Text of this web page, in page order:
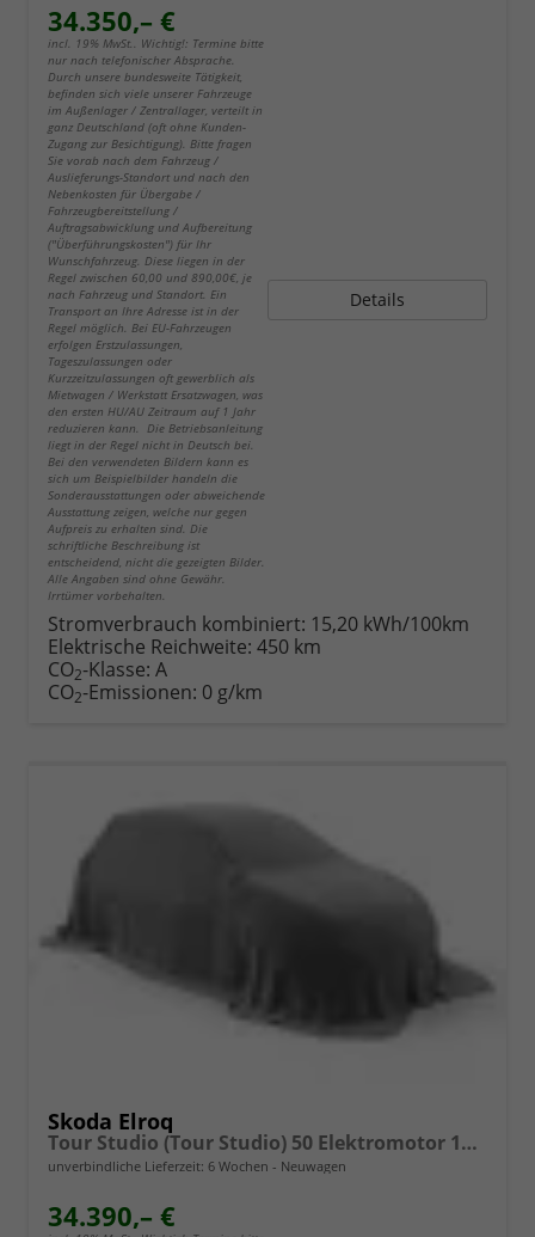
34.350,– €
incl. 19% MwSt.. Wichtig!: Termine bitte
nur nach telefonischer Absprache.
Durch unsere bundesweite Tätigkeit,
befinden sich viele unserer Fahrzeuge
im Außenlager / Zentrallager, verteilt in
ganz Deutschland (oft ohne Kunden-
Zugang zur Besichtigung). Bitte fragen
Sie vorab nach dem Fahrzeug /
Auslieferungs-Standort und nach den
Nebenkosten für Übergabe /
Fahrzeugbereitstellung /
Auftragsabwicklung und Aufbereitung
("Überführungskosten") für Ihr
Wunschfahrzeug. Diese liegen in der
Regel zwischen 60,00 und 890,00€, je
nach Fahrzeug und Standort. Ein
Transport an Ihre Adresse ist in der
Regel möglich. Bei EU-Fahrzeugen
erfolgen Erstzulassungen,
Tageszulassungen oder
Kurzzeitzulassungen oft gewerblich als
Mietwagen / Werkstatt Ersatzwagen, was
den ersten HU/AU Zeitraum auf 1 Jahr
reduzieren kann. Die Betriebsanleitung
liegt in der Regel nicht in Deutsch bei.
Bei den verwendeten Bildern kann es
sich um Beispielbilder handeln die
Sonderausstattungen oder abweichende
Ausstattung zeigen, welche nur gegen
Aufpreis zu erhalten sind. Die
schriftliche Beschreibung ist
entscheidend, nicht die gezeigten Bilder.
Alle Angaben sind ohne Gewähr.
Irrtümer vorbehalten.
Details
Stromverbrauch kombiniert: 15,20 kWh/100km
Elektrische Reichweite: 450 km
CO2-Klasse: A
CO2-Emissionen: 0 g/km
Skoda Elroq
Tour Studio (Tour Studio) 50 Elektromotor 125 kW (cont. 70 kW)
unverbindliche Lieferzeit: 6 Wochen Neuwagen
34.390,– €